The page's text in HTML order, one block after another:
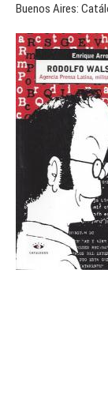
Buenos Aires: